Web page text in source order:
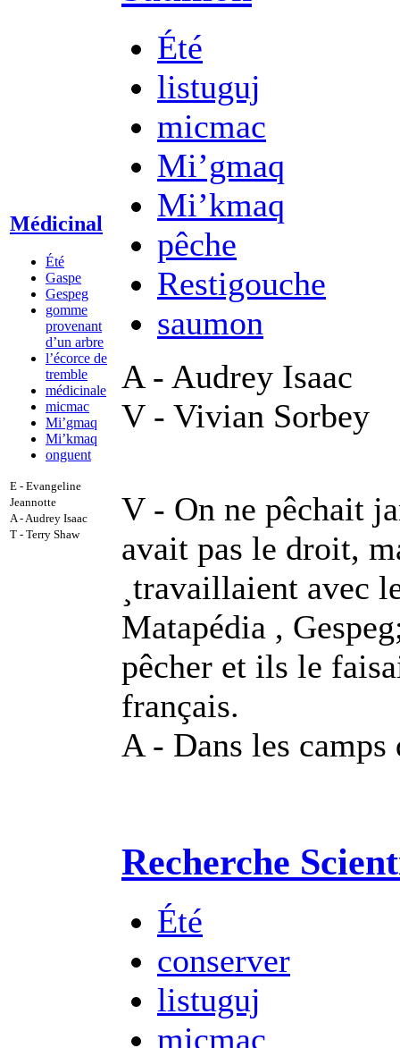
Médicinal
Été
Gaspe
Gespeg
gomme
provenant
d’un arbre
l’écorce de
tremble
médicinale
micmac
Mi’gmaq
Mi’kmaq
onguent
E - Evangeline
Jeannotte
A - Audrey Isaac
T - Terry Shaw
Été
listuguj
micmac
Mi’gmaq
Mi’kmaq
pêche
Restigouche
saumon
A - Audrey Isaac
V - Vivian Sorbey
V - On ne pêchait
avait pas le droit,
¸travaillaient avec
Matapédia ,
pêcher et ils le
français.
A - Dans les camps
Recherche
Été
conserver
listuguj
micmac